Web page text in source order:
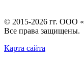
© 2015-2026 гг. ООО
Все права защищены.
Карта сайта